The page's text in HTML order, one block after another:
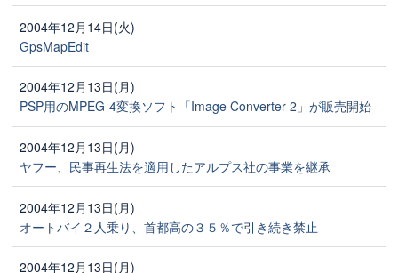
2004年12月14日(火)
GpsMapEdit
2004年12月13日(月)
PSP用のMPEG-4変換ソフト「Image Converter 2」が販売開始
2004年12月13日(月)
ヤフー、民事再生法を適用したアルプス社の事業を継承
2004年12月13日(月)
オートバイ２人乗り、首都高の３５％で引き続き禁止
2004年12月13日(月)